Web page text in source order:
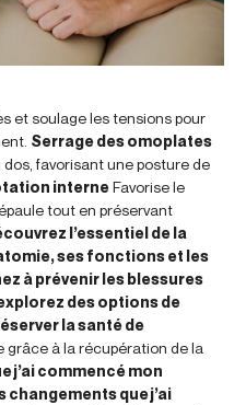
et soulage les tensions pour
Serrage des omoplates
favorisant une posture de
interneFavorise le
tout en préservant
l’essentiel de la
ses fonctions et les
à prévenir les blessures
des options de
la santé de
grâce à la récupération de la
j’ai commencé mon
changements que j’ai